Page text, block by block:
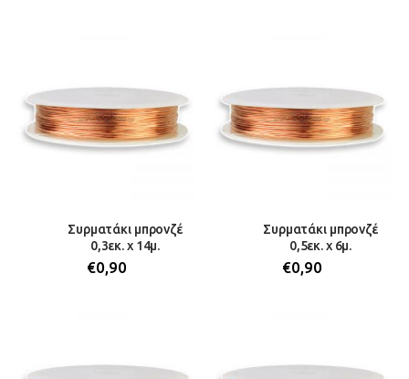
Συρματάκι μπρονζέ
0,3εκ. x 14μ.
€0,90
Συρματάκι μπρονζέ
0,5εκ. x 6μ.
€0,90